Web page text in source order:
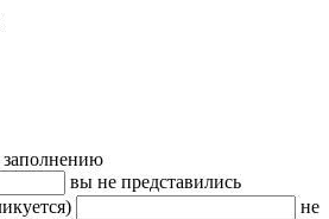
заполнению
вы не представились
не